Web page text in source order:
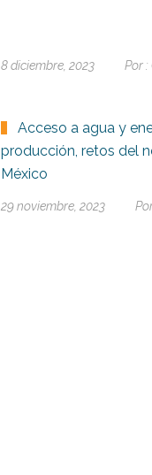
8 diciembre, 2023 Por :
Acceso a agua y
producción, retos del
México
29 noviembre, 2023